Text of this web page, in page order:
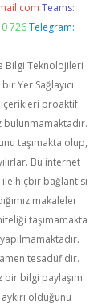
Teams:
726 Telegram:
Bilgi Teknolojileri
Yer Sağlayıcı
proaktif
taşımakta olup,
Bu internet
hiçbir bağlantısı
makaleler
taşımamakta
tesadüfidir.
bir bilgi paylaşım
olduğunu